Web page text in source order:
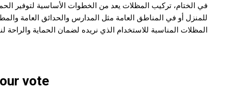
في الختام، تركيب المظلات يعد من الخطوات الأساسية لتوفير
للمنزل أو في المناطق العامة مثل المدارس والحدائق العامة
المظلات المناسبة للاستخدام الذي نريده لضمان الحماية والراحة
vote